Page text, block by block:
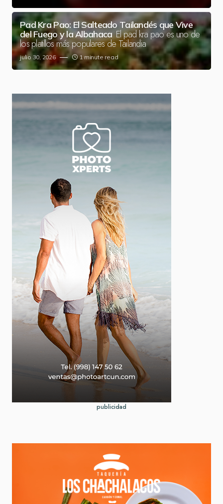
Pad Kra Pao: El Salteado Tailandés que Vive
del Fuego y la Albahaca El pad kra pao es uno de
los platillos más populares de Tailandia
julio 30, 2026 1 minute read
publicidad